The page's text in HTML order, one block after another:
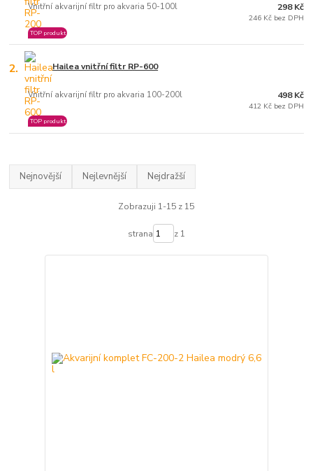
Vnitřní akvarijní filtr pro akvaria 50-100l
TOP produkt
298 Kč
246 Kč bez DPH
2. Hailea vnitřní filtr RP-600
Vnitřní akvarijní filtr pro akvaria 100-200l
TOP produkt
498 Kč
412 Kč bez DPH
Nejnovější Nejlevnější Nejdražší
Zobrazuji 1-15 z 15
strana z 1